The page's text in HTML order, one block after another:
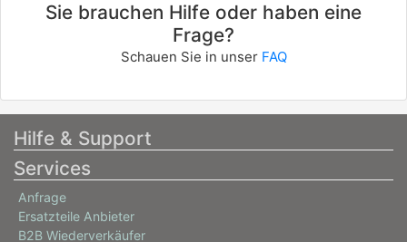
Sie brauchen Hilfe oder haben eine
Frage?
Schauen Sie in unser FAQ
Hilfe & Support
Services
Anfrage
Ersatzteile Anbieter
B2B Wiederverkäufer